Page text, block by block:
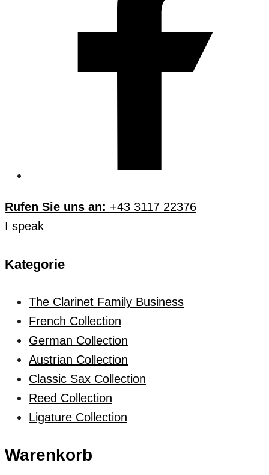
Rufen Sie uns an: +43 3117 22376
I speak
Kategorie
The Clarinet Family Business
French Collection
German Collection
Austrian Collection
Classic Sax Collection
Reed Collection
Ligature Collection
Warenkorb